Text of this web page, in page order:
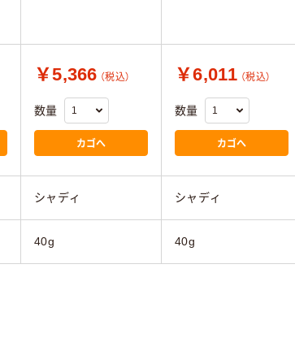
￥5,366 （税込）
数量
カゴへ
￥6,011 （税込）
数量
カゴへ
シャディ シャディ
40g 40g